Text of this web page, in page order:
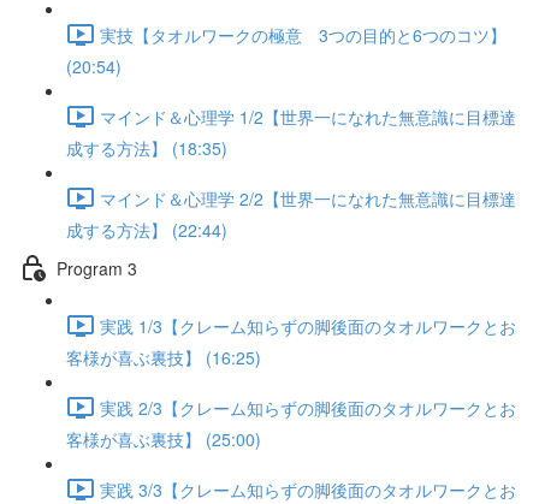
実技【タオルワークの極意 3つの目的と6つのコツ】
(20:54)
マインド＆心理学 1/2【世界一になれた無意識に目標達
成する方法】 (18:35)
マインド＆心理学 2/2【世界一になれた無意識に目標達
成する方法】 (22:44)
Program 3
実践 1/3【クレーム知らずの脚後面のタオルワークとお
客様が喜ぶ裏技】 (16:25)
実践 2/3【クレーム知らずの脚後面のタオルワークとお
客様が喜ぶ裏技】 (25:00)
実践 3/3【クレーム知らずの脚後面のタオルワークとお